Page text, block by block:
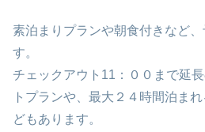
素泊まりプランや朝食付きなど
す。
チェックアウト11：００まで延
トプランや、最大２４時間泊ま
どもあります。